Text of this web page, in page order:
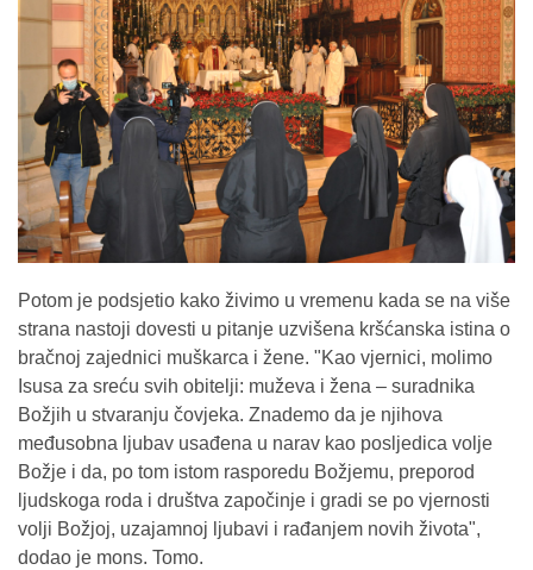
Potom je podsjetio kako živimo u vremenu kada se na više
strana nastoji dovesti u pitanje uzvišena kršćanska istina o
bračnoj zajednici muškarca i žene. "Kao vjernici, molimo
Isusa za sreću svih obitelji: muževa i žena – suradnika
Božjih u stvaranju čovjeka. Znademo da je njihova
međusobna ljubav usađena u narav kao posljedica volje
Božje i da, po tom istom rasporedu Božjemu, preporod
ljudskoga roda i društva započinje i gradi se po vjernosti
volji Božjoj, uzajamnoj ljubavi i rađanjem novih života",
dodao je mons. Tomo.